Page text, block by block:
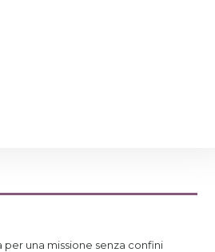
per una missione senza confini